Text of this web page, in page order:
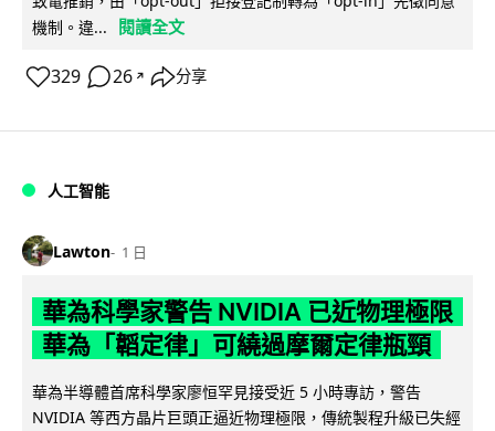
機制。違...
閱讀全文
329 26 ↗ 分享
人工智能
Lawton 1 日
華為科學家警告 NVIDIA 已近物理極限
華為「韜定律」可繞過摩爾定律瓶頸
華為半導體首席科學家廖恒罕見接受近 5 小時專訪，警告
NVIDIA 等西方晶片巨頭正逼近物理極限，傳統製程升級已失經